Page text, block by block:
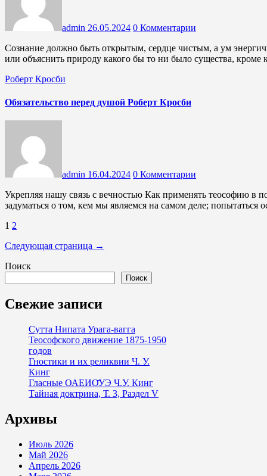
admin 26.05.2024 0 Комментарии
Сознание должно быть открытым, сердце чистым, а ум энергичным, прежде чем достичь мудрости Невозможно понять
или объяснить природу какого бы то ни было существа, кроме
Роберт Кросби
Обязательство перед душой Роберт Кросби
admin 16.04.2024 0 Комментарии
Укрепляя нашу связь с вечностью Как применять теософию в повседневной жизни? Во-первых, проснувшись, надо
задуматься о том, кем мы являемся на самом деле; попытаться
Пагинация
записей
1 2
Следующая страница →
Поиск
Поиск
Свежие записи
Сутта Нипата Урага-вагга
Теософского движение 1875-1950
годов
Гностики и их реликвии Ч. У.
Кинг
Гласные ОАЕИО̄УЭ Ч.У. Кинг
Тайная доктрина, Т. 3, Раздел V
Архивы
Июль 2026
Май 2026
Апрель 2026